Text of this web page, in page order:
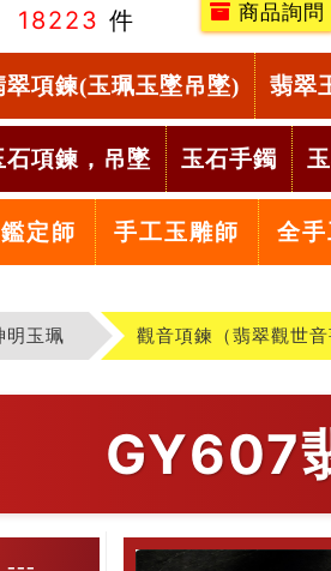
18223 件
商品詢問
翠項鍊(玉珮玉墜吊墜) 翡翠
石項鍊，吊墜 玉石手鐲
定師 手工玉雕師 全
明玉珮 觀音項鍊（翡翠觀世
GY607
---